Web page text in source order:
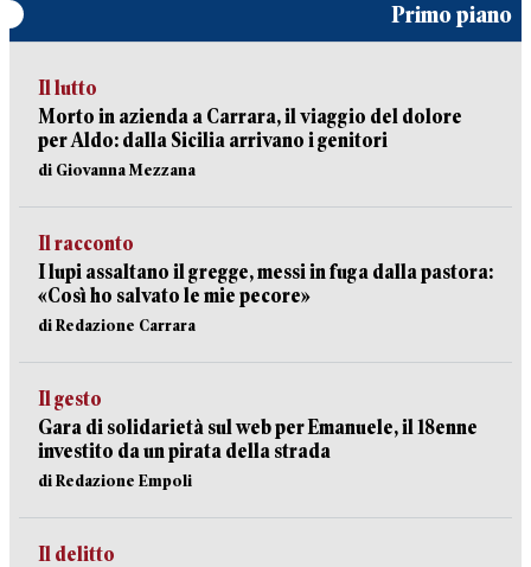
Primo piano
Il lutto
Morto in azienda a Carrara, il viaggio del dolore
per Aldo: dalla Sicilia arrivano i genitori
di Giovanna Mezzana
Il racconto
I lupi assaltano il gregge, messi in fuga dalla pastora:
«Così ho salvato le mie pecore»
di Redazione Carrara
Il gesto
Gara di solidarietà sul web per Emanuele, il 18enne
investito da un pirata della strada
di Redazione Empoli
Il delitto